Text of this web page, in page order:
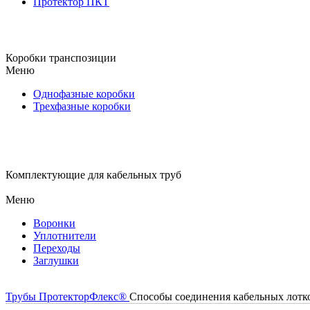
Коробки транспозиции
Меню
Однофазные коробки
Трехфазные коробки
Комплектующие для кабельных труб
Меню
Воронки
Уплотнители
Переходы
Заглушки
Трубы ПротекторФлекс® Способы соединения кабельных